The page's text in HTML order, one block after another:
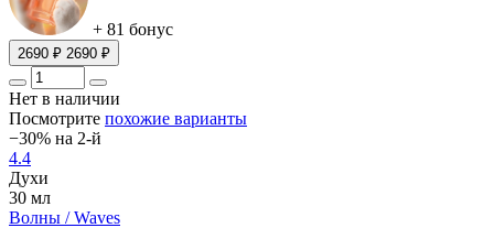
+ 81 бонус
2690 ₽ 2690 ₽
Нет в наличии
Посмотрите похожие варианты
−30% на 2-й
4.4
Духи
30 мл
Волны / Waves